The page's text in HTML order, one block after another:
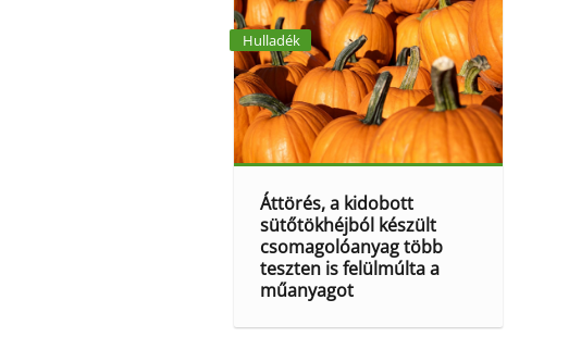
Hulladék
Áttörés, a kidobott
sütőtökhéjból készült
csomagolóanyag több
teszten is felülmúlta a
műanyagot